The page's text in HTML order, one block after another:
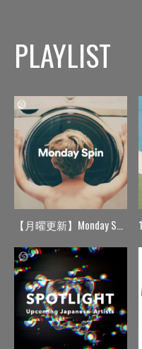
PLAYLIST
【月曜更新】Monday Spin